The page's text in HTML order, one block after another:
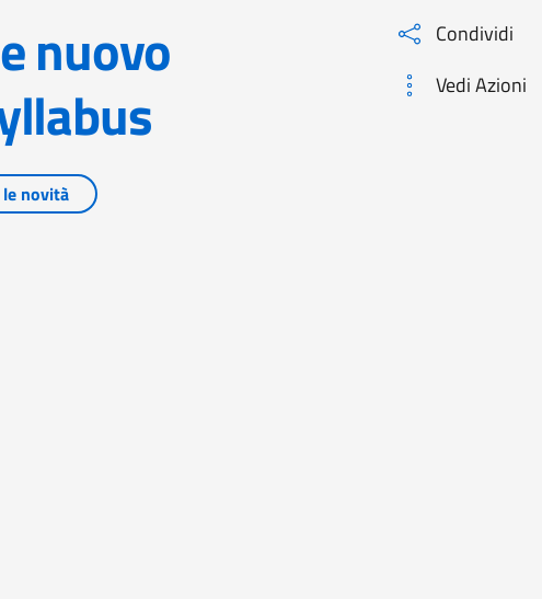
novità
Condividi
Vedi Azioni